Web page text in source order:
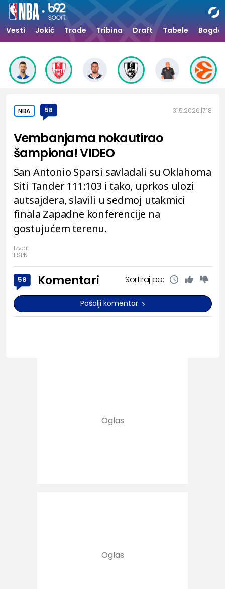
Vesti Jokić Trade Tribina Draft Tabele
NBA 58 31.5.2026. 7:18
Vembanjama nokautirao
šampiona! VIDEO
San Antonio Sparsi savladali su Oklahoma
Siti Tander 111:103 i tako, uprkos ulozi
autsajdera, slavili u sedmoj utakmici
finala Zapadne konferencije na
gostujućem terenu.
Izvor:
ESPN
58 Komentari Sortiraj po:
Pošalji komentar